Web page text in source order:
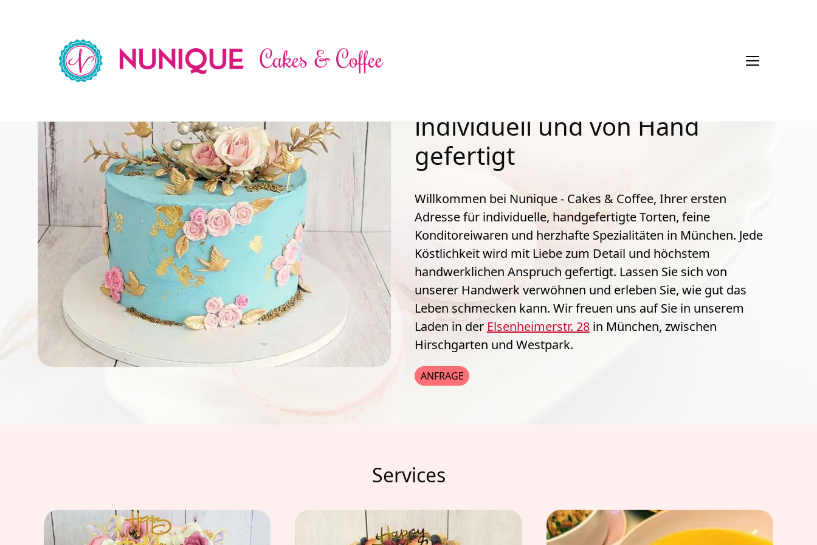
individuell und von Hand
gefertigt
Willkommen bei Nunique - Cakes & Coffee, Ihrer ersten
Adresse für individuelle, handgefertigte Torten, feine
Konditoreiwaren und herzhafte Spezialitäten in München. Jede
Köstlichkeit wird mit Liebe zum Detail und höchstem
handwerklichen Anspruch gefertigt. Lassen Sie sich von
unserer Handwerk verwöhnen und erleben Sie, wie gut das
Leben schmecken kann. Wir freuen uns auf Sie in unserem
Laden in der Elsenheimerstr. 28 in München, zwischen
Hirschgarten und Westpark.
ANFRAGE
Services